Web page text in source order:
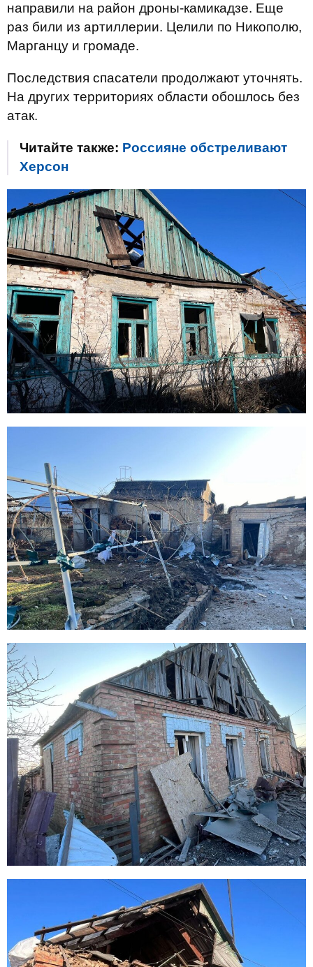
направили на район дроны-камикадзе. Еще
раз били из артиллерии. Целили по Никополю,
Марганцу и громаде.
Последствия спасатели продолжают уточнять.
На других территориях области обошлось без
атак.
Читайте также: Россияне обстреливают
Херсон